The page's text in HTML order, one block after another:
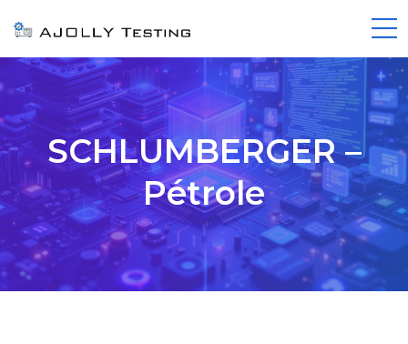
SCHLUMBERGER –
Pétrole